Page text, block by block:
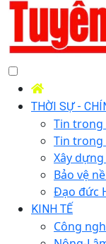
THỜI SỰ -
Tin trong
Tin trong
Xây
Bảo vệ
Đạo đức
KINH TẾ
Công